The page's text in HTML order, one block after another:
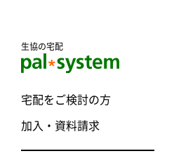
生協の宅配
宅配をご検討の方
加入・資料請求